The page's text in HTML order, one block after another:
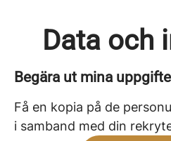
Data och
Begära ut mina
Få en kopia på de
i samband med din